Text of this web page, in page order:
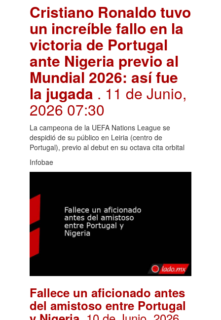
Cristiano Ronaldo tuvo
un increíble fallo en la
victoria de Portugal
ante Nigeria previo al
Mundial 2026: así fue
la jugada . 11 de Junio,
2026 07:30
La campeona de la UEFA Nations League se
despidió de su público en Leiria (centro de
Portugal), previo al debut en su octava cita orbital
Infobae
Fallece un aficionado antes
del amistoso entre Portugal